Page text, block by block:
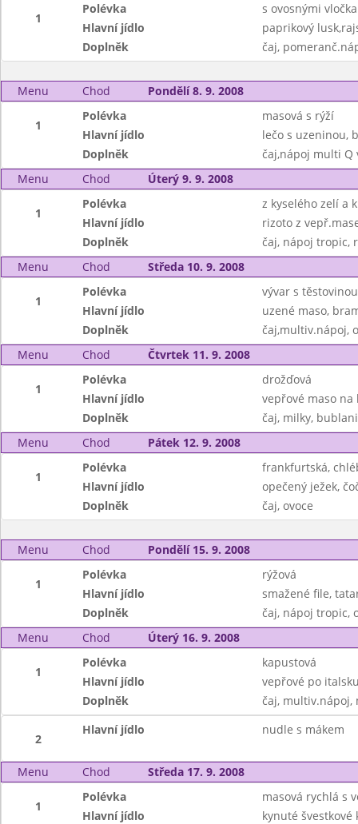
1
Polévka
s ovosnými
Hlavní jídlo
paprikový
Doplněk
čaj,
Menu Chod Pondělí 8. 9. 2008
1
Polévka
masová s rýží
Hlavní jídlo
lečo s uzeninou,
Doplněk
čaj,nápoj multi Q
Menu
Chod Úterý 9. 9. 2008
1
Polévka
z kyselého zelí a
Hlavní jídlo
rizoto z
Doplněk
čaj, nápoj tropic,
Menu
Chod Středa 10. 9. 2008
1
Polévka
vývar s těstovinou
Hlavní jídlo
uzené maso,
Doplněk
čaj,multiv.nápoj,
Menu
Chod Čtvrtek 11. 9. 2008
1
Polévka
drožďová
Hlavní jídlo
vepřové maso
Doplněk
čaj, milky,
Menu
Chod Pátek 12. 9. 2008
1
Polévka
frankfurtská,
Hlavní jídlo
opečený ježek,
Doplněk
čaj, ovoce
Menu Chod Pondělí 15. 9. 2008
1
Polévka
rýžová
Hlavní jídlo
smažené file,
Doplněk
čaj, nápoj tropic,
Menu
Chod Úterý 16. 9. 2008
1
Polévka
kapustová
Hlavní jídlo
vepřové po
Doplněk
čaj, multiv.nápoj,
2
Hlavní jídlo nudle s mákem
Menu Chod Středa 17. 9. 2008
1
Polévka
masová rychlá s
Hlavní jídlo
kynuté